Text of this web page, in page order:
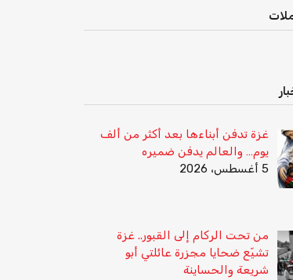
غزة تدفن أبناءها بعد أكثر من ألف
يوم… والعالم يدفن ضميره
5 أغسطس، 2026
من تحت الركام إلى القبور.. غزة
تشيّع ضحايا مجزرة عائلتي أبو
شريعة والحساينة